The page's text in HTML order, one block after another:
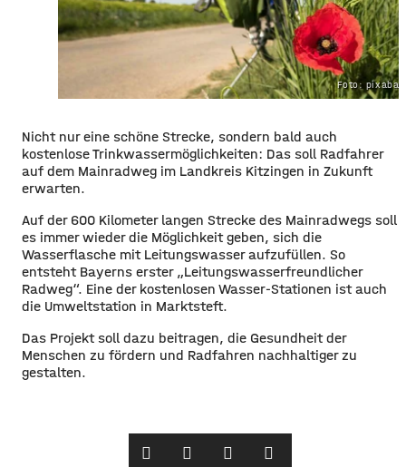
Foto:
Nicht nur eine schöne Strecke, sondern bald auch
kostenlose Trinkwassermöglichkeiten: Das soll Radfahrer
auf dem Mainradweg im Landkreis Kitzingen in Zukunft
erwarten.
Auf der 600 Kilometer langen Strecke des Mainradwegs soll
es immer wieder die Möglichkeit geben, sich die
Wasserflasche mit Leitungswasser aufzufüllen. So
entsteht Bayerns erster „Leitungswasserfreundlicher
Radweg“. Eine der kostenlosen Wasser-Stationen ist auch
die Umweltstation in Marktsteft.
Das Projekt soll dazu beitragen, die Gesundheit der
Menschen zu fördern und Radfahren nachhaltiger zu
gestalten.